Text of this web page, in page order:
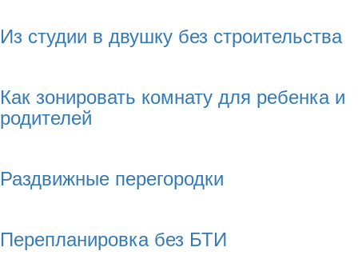
Из студии в двушку без строительства
Как зонировать комнату для ребенка и
родителей
Раздвижные перегородки
Перепланировка без БТИ